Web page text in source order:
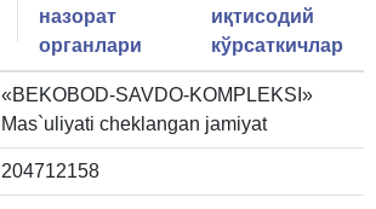
назорат
органлари
иқтисодий
кўрсаткичлар
«BEKOBOD-SAVDO-KOMPLEKSI»
Mas`uliyati cheklangan jamiyat
204712158